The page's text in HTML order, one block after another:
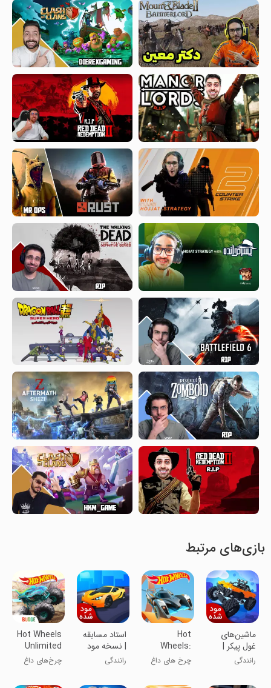
بازی‌های مرتبط
ماشین‌های
غول پیکر |
نسخه مود
شده
رانندگی
Hot
Wheels:
Race Off
چرخ های داغ
استاد مسابقه
| نسخه مود
شده
رانندگی
Hot Wheels
Unlimited
چرخ‌های داغ